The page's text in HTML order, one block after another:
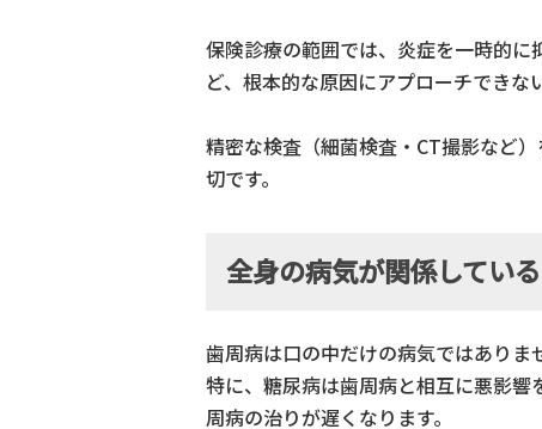
保険診療の範囲では、炎症を一時的
ど、根本的な原因にアプローチできな
精密な検査（細菌検査・CT撮影など
切です。
全身の病気が関係している
歯周病は口の中だけの病気ではありま
特に、糖尿病は歯周病と相互に悪影
周病の治りが遅くなります。